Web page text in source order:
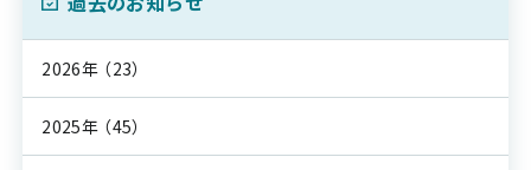
2026年 （23）
2025年 （45）